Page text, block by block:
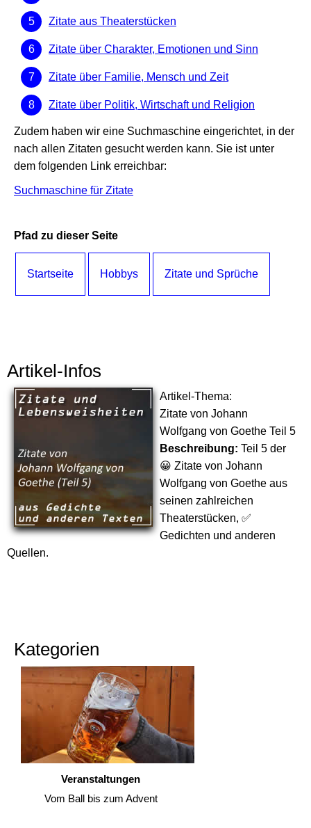
Zitate aus Theaterstücken
Zitate über Charakter, Emotionen und Sinn
Zitate über Familie, Mensch und Zeit
Zitate über Politik, Wirtschaft und Religion
Zudem haben wir eine Suchmaschine eingerichtet, in der
nach allen Zitaten gesucht werden kann. Sie ist unter
dem folgenden Link erreichbar:
Suchmaschine für Zitate
Pfad zu dieser Seite
Startseite Hobbys Zitate und Sprüche
Artikel-Infos
Artikel-Thema:
Zitate von Johann
Wolfgang von Goethe Teil 5
Beschreibung: Teil 5 der
😀 Zitate von Johann
Wolfgang von Goethe aus
seinen zahlreichen
Theaterstücken, ✅
Gedichten und anderen
Quellen.
Kategorien
Veranstaltungen
Vom Ball bis zum Advent